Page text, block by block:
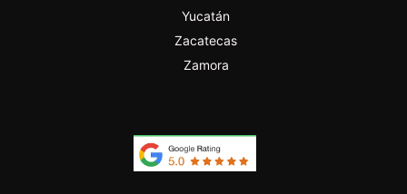
Yucatán
Zacatecas
Zamora